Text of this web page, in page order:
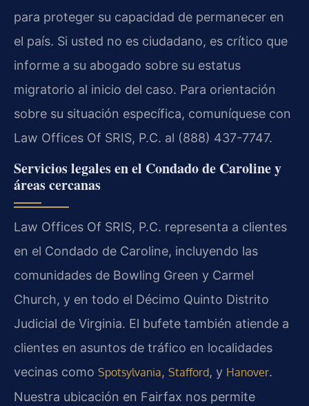
para proteger su capacidad de permanecer en
el país. Si usted no es ciudadano, es crítico que
informe a su abogado sobre su estatus
migratorio al inicio del caso. Para orientación
sobre su situación específica, comuníquese con
Law Offices Of SRIS, P.C. al (888) 437-7747.
Servicios legales en el Condado de Caroline y
áreas cercanas
Law Offices Of SRIS, P.C. representa a clientes
en el Condado de Caroline, incluyendo las
comunidades de Bowling Green y Carmel
Church, y en todo el Décimo Quinto Distrito
Judicial de Virginia. El bufete también atiende a
clientes en asuntos de tráfico en localidades
vecinas como Spotsylvania, Stafford, y Hanover.
Nuestra ubicación en Fairfax nos permite